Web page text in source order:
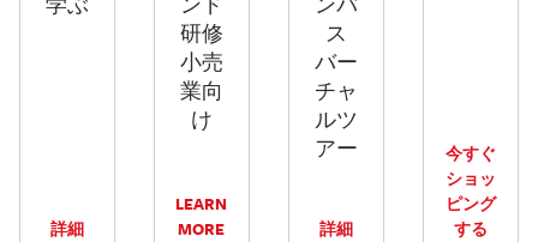
詳細
研修
小売
業向
け
LEARN
MORE
ス
バー
チャ
ルツ
アー
詳細
今すぐ
ショッ
ピング
する